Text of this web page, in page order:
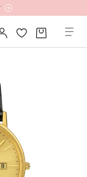
Cartier
Seiko